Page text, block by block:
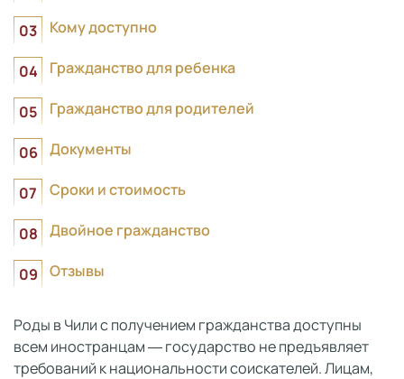
Кому доступно
Гражданство для ребенка
Гражданство для родителей
Документы
Сроки и стоимость
Двойное гражданство
Отзывы
Роды в Чили с получением гражданства доступны
всем иностранцам ― государство не предъявляет
требований к национальности соискателей. Лицам,